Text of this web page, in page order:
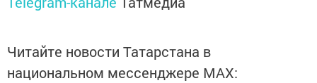
Читайте новости Татарстана в
национальном мессенджере MАХ: